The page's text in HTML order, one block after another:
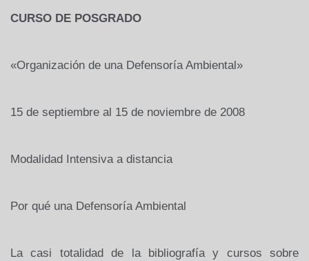
CURSO DE POSGRADO
«Organización de una Defensoría Ambiental»
15 de septiembre al 15 de noviembre de 2008
Modalidad Intensiva a distancia
Por qué una Defensoría Ambiental
La casi totalidad de la bibliografía y cursos sobre